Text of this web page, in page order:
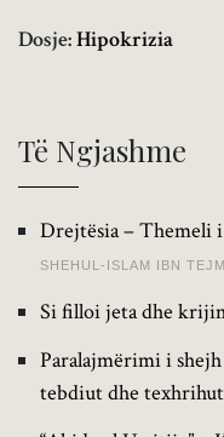
Dosje:Hipokrizia
Të Ngjashme
Drejtësia – Themeli i
SHEHUL-ISLAM IBN
Si filloi jeta dhe
Paralajmërimi i
tebdiut dhe texhrihut